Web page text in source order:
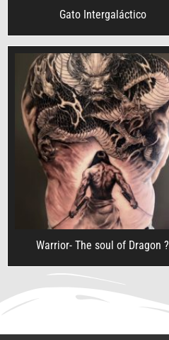
Gato Intergaláctico
Warrior- The soul of Dragon ?